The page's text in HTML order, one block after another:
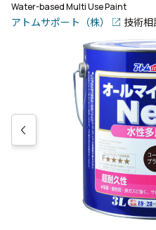
Water-based Multi Use Paint
アトムサポート（株） 技術相